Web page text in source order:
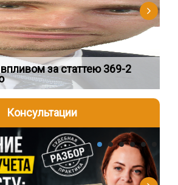
за статтею 369-2
Консультации